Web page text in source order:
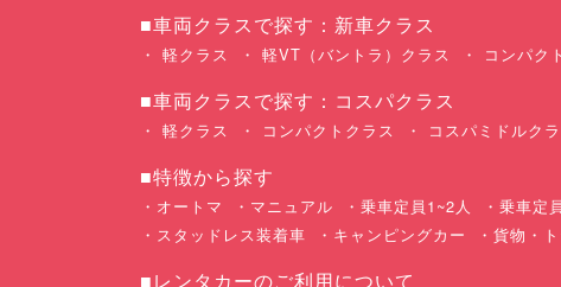
■車両クラスで探す：新車クラス
軽クラス 軽VT（バントラ）クラス コンパク
■車両クラスで探す：コスパクラス
軽クラス コンパクトクラス コスパミドルク
■特徴から探す
オートマ マニュアル 乗車定員1~2人 乗車定
スタッドレス装着車
キャンピングカー 貨物・
■レンタカーのご利用について